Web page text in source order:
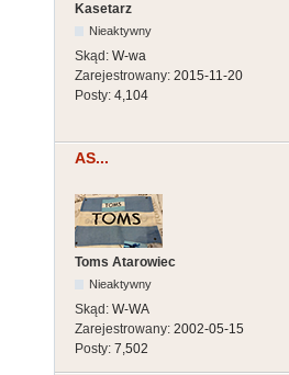
Kasetarz
Nieaktywny
Skąd: W-wa
Zarejestrowany: 2015-11-20
Posty: 4,104
AS...
Toms Atarowiec
Nieaktywny
Skąd: W-WA
Zarejestrowany: 2002-05-15
Posty: 7,502